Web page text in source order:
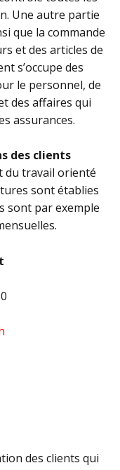
Une autre partie
que la commande
et des articles de
s’occupe des
le personnel, de
des affaires qui
assurances.
des clients
du travail orienté
sont établies
sont par exemple
des clients qui